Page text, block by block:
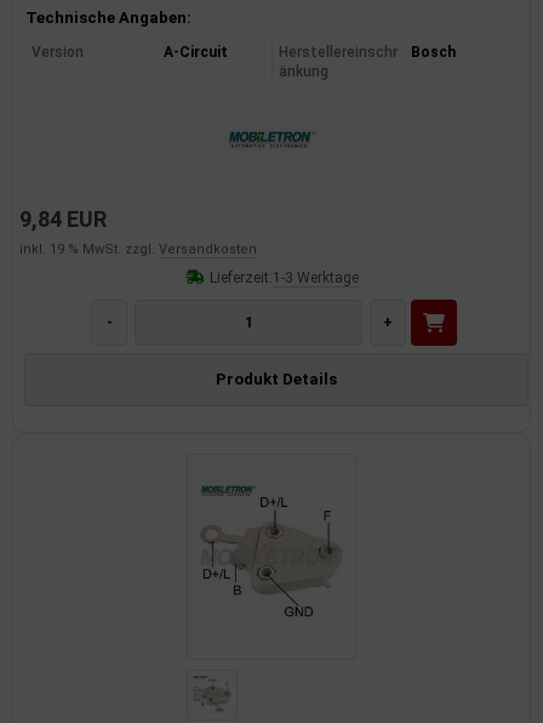
Produktinformationen
Technische Angaben:
Version A-Circuit
Herstellereinschr
änkung
Bosch
9,84 EUR
inkl. 19 % MwSt. zzgl. Versandkosten
Lieferzeit:1-3 Werktage
- +
Produkt Details